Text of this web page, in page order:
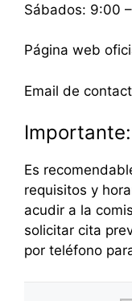
Sábados: 9:00
Página web
Email de
Importante:
Es
requisitos y
acudir a la
solicitar cita
por teléfono